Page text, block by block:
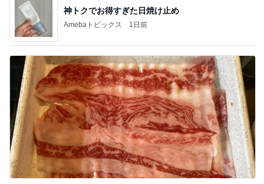
神トクでお得すぎた日焼け止め
Amebaトピックス 1日前